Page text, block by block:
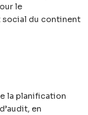
le
social du continent
la planification
en